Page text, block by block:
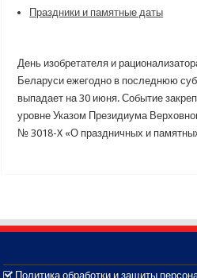
Праздники и памятные даты
День изобретателя и
Беларуси ежегодно в последнюю
выпадает на 30 июня. Событие
уровне Указом Президиума
№ 3018-X «О праздничных и
Политика обработки и защиты